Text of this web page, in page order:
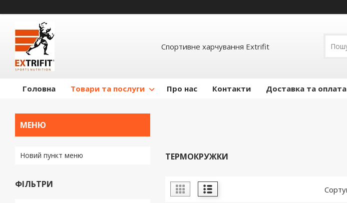
Спортивне харчування Extrifit
Головна Товари та послуги Про нас Контакти Доставка та оплата
ТЕРМОКРУЖКИ
Новий пункт меню
ФІЛЬТРИ